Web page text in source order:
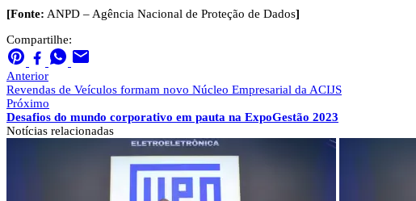
[Fonte: ANPD – Agência Nacional de Proteção de Dados]
Compartilhe:
Anterior
Revendas de Veículos formam novo Núcleo Empresarial da ACIJS
Próximo
Desafios do mundo corporativo em pauta na ExpoGestão 2023
Notícias relacionadas